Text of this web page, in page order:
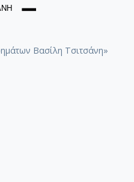
Βασίλη Τσιτσάνη»